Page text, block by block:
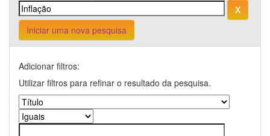
Iniciar uma nova pesquisa
Adicionar filtros:
Utilizar filtros para refinar o resultado da pesquisa.